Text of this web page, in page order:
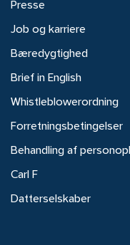
Presse
Job og karriere
Bæredygtighed
Brief in English
Whistleblowerordning
Forretningsbetingelser
Behandling af
Carl F
Datterselskaber